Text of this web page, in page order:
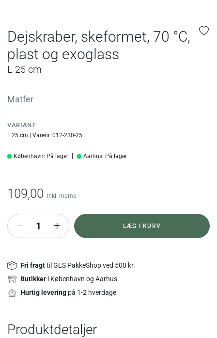
Dejskraber, skeformet, 70 °C,
plast og exoglass
L 25 cm
Matfer
VARIANT
L 25 cm | Varenr. 012-230-25
København: På lager Aarhus: På lager
109,00 Inkl. moms
+ LÆG I KURV
Fri fragttil GLS PakkeShop ved 500 kr.
Butikker i København og Aarhus
Hurtig levering på 1-2 hverdage
Produktdetaljer